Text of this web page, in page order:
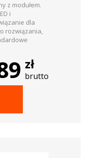
z modułem.
i
dla
rozwiązania,
zł
brutto